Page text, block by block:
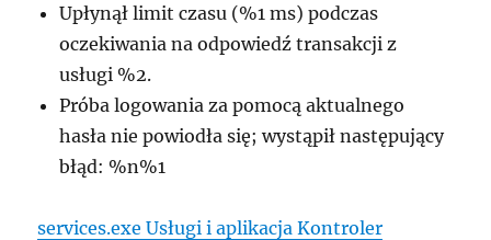
Upłynął limit czasu (%1 ms) podczas
oczekiwania na odpowiedź transakcji z
usługi %2.
Próba logowania za pomocą aktualnego
hasła nie powiodła się; wystąpił następujący
błąd: %n%1
services.exe Usługi i aplikacja Kontroler